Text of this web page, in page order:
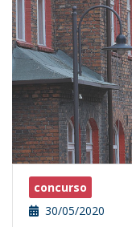
concurso
30/05/2020